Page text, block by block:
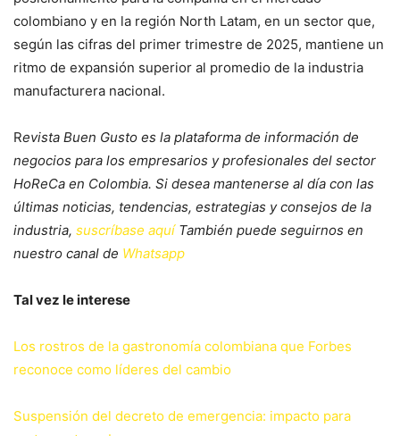
colombiano y en la región North Latam, en un sector que,
según las cifras del primer trimestre de 2025, mantiene un
ritmo de expansión superior al promedio de la industria
manufacturera nacional.
Revista Buen Gusto es la plataforma de información de
negocios para los empresarios y profesionales del sector
HoReCa en Colombia. Si desea mantenerse al día con las
últimas noticias, tendencias, estrategias y consejos de la
industria, suscríbase aquí También puede seguirnos en
nuestro canal de Whatsapp
Tal vez le interese
Los rostros de la gastronomía colombiana que Forbes
reconoce como líderes del cambio
Suspensión del decreto de emergencia: impacto para